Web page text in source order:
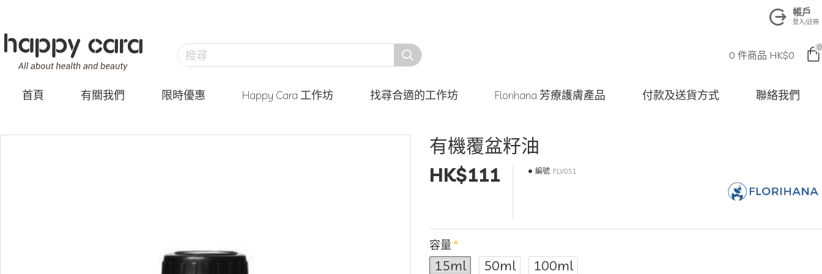
帳戶
登入/註冊
0 件商品 HK$0
0
首頁 有關我們 限時優惠 Happy Cara 工作坊 找尋合適的工作坊 Florihana 芳療護膚產品 付款及送貨方式 聯絡我們
有機覆盆籽油
HK$111
編號: FLV051
容量
15ml 50ml 100ml